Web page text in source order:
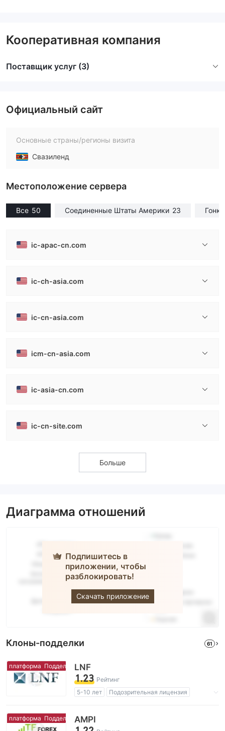
Кооперативная компания
Поставщик услуг (3)
Официальный сайт
Основные страны/регионы визита
Свазиленд
Местоположение сервера
Все 50 Соединенные Штаты Америки 23
ic-apac-cn.com
ic-ch-asia.com
ic-cn-asia.com
icm-cn-asia.com
ic-asia-cn.com
ic-cn-site.com
Больше
Диаграмма отношений
Подпишитесь в
приложении, чтобы
разблокировать!
Скачать приложение
IC
Клоны-подделки 61
Поддельная платформа
LNF
1.23 Рейтинг
5-10 лет
Подозрительная лицензия
Схожие с Австралия поддельные трейдеры
Высокие потенциальные риски
Поддельная платформа
AMPI